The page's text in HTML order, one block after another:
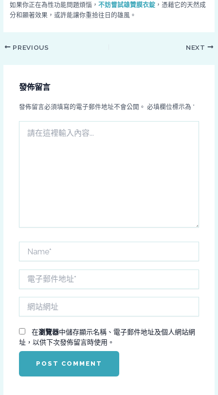
如果你正在為性功能問題煩惱， 不妨嘗試雄贊膜衣錠，憑藉它的天然成
分和顯著效果，或許能讓你重拾往日的雄風。
PREVIOUS NEXT
發佈留言
發佈留言必須填寫的電子郵件地址不會公開。 必填欄位標示為 *
*址
在瀏覽器中儲存顯示名稱、電子郵件地址及個人網站網
址，以供下次發佈留言時使用。